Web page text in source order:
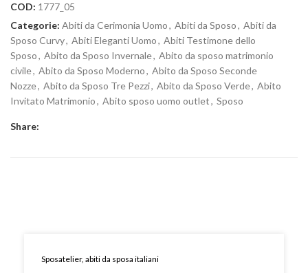
COD: 1777_05
Categorie: Abiti da Cerimonia Uomo, Abiti da Sposo, Abiti da
Sposo Curvy, Abiti Eleganti Uomo, Abiti Testimone dello
Sposo, Abito da Sposo Invernale, Abito da sposo matrimonio
civile, Abito da Sposo Moderno, Abito da Sposo Seconde
Nozze, Abito da Sposo Tre Pezzi, Abito da Sposo Verde, Abito
Invitato Matrimonio, Abito sposo uomo outlet, Sposo
Share:
Sposatelier, abiti da sposa italiani